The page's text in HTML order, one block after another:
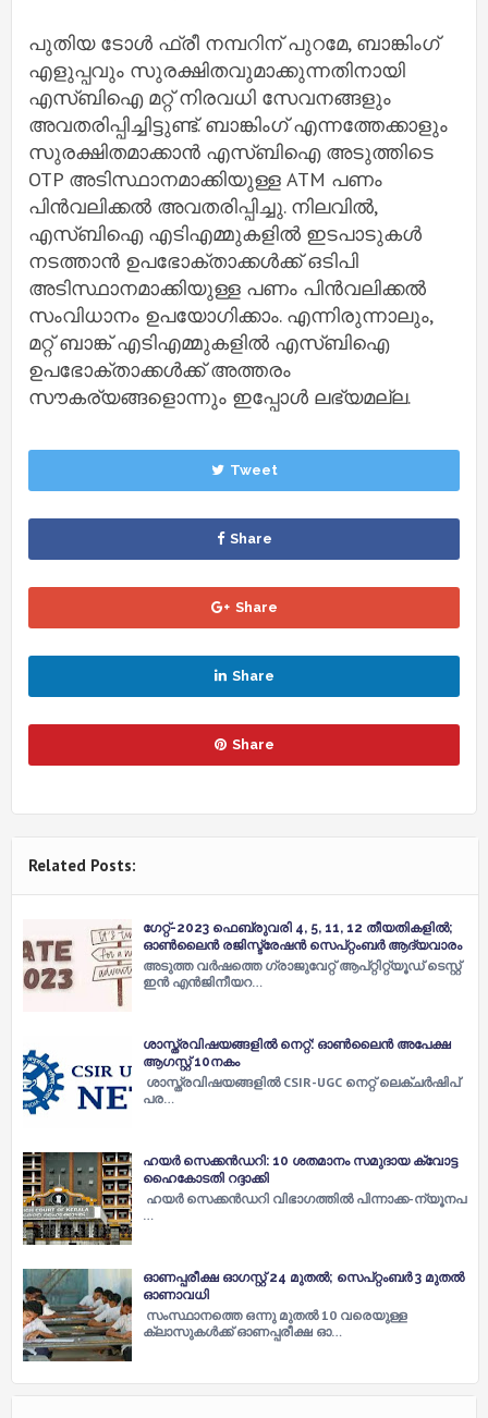
പുതിയ ടോൾ ഫ്രീ നമ്പറിന് പുറമേ, ബാങ്കിംഗ്
എളുപ്പവും സുരക്ഷിതവുമാക്കുന്നതിനായി
എസ്ബിഐ മറ്റ് നിരവധി സേവനങ്ങളും
അവതരിപ്പിച്ചിട്ടുണ്ട്. ബാങ്കിംഗ് എന്നത്തേക്കാളും
സുരക്ഷിതമാക്കാൻ എസ്ബിഐ അടുത്തിടെ
OTP അടിസ്ഥാനമാക്കിയുള്ള ATM പണം
പിൻവലിക്കൽ അവതരിപ്പിച്ചു. നിലവിൽ,
എസ്ബിഐ എടിഎമ്മുകളിൽ ഇടപാടുകൾ
നടത്താൻ ഉപഭോക്താക്കൾക്ക് ഒടിപി
അടിസ്ഥാനമാക്കിയുള്ള പണം പിൻവലിക്കൽ
സംവിധാനം ഉപയോഗിക്കാം. എന്നിരുന്നാലും,
മറ്റ് ബാങ്ക് എടിഎമ്മുകളിൽ എസ്ബിഐ
ഉപഭോക്താക്കൾക്ക് അത്തരം
സൗകര്യങ്ങളൊന്നും ഇപ്പോൾ ലഭ്യമല്ല.
Tweet
Share
Share
Share
Share
Related Posts:
ഗേറ്റ്-2023 ഫെബ്രുവരി 4, 5, 11, 12 തീയതികളില്‍;
ഓണ്‍ലൈന്‍ രജിസ്ട്രേഷന്‍ സെപ്റ്റംബര്‍ ആദ്യവാരം
അടുത്ത വര്‍ഷത്തെ ഗ്രാജുവേറ്റ് ആപ്റ്റിറ്റ്യൂഡ് ടെസ്റ്റ്
ഇന്‍ എന്‍ജിനീയറ…
ശാസ്ത്രവിഷയങ്ങളില്‍ നെറ്റ്: ഓണ്‍ലൈന്‍ അപേക്ഷ
ആഗസ്റ്റ് 10നകം ​
ശാ​സ്ത്ര​വി​ഷ​യ​ങ്ങ​ളി​ല്‍ CSIR-UGC നെ​റ്റ് ലെ​ക്ച​ര്‍​ഷി​പ്
പ​ര…
ഹയര്‍ സെക്കന്‍ഡറി: 10​ ശതമാനം സമുദായ ക്വോട്ട
ഹൈകോടതി റദ്ദാക്കി
ഹ​യ​ര്‍ സെ​ക്ക​ന്‍​ഡ​റി വി​ഭാ​ഗ​ത്തി​ല്‍​ പി​ന്നാ​ക്ക-​ന്യൂ​ന​പ​
…
ഓണപ്പരീക്ഷ ഓഗസ്റ്റ് 24 മുതല്‍; സെപ്റ്റംബര്‍ 3 മുതല്‍
ഓണാവധി
സംസ്ഥാനത്തെ ഒന്നു മുതല്‍ 10 വരെയുള്ള
ക്ലാസുകള്‍ക്ക് ഓണപ്പരീക്ഷ ഓ…